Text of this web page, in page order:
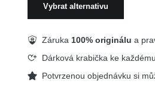
Vybrat alternativu
Záruka 100% originálu a
Dárková krabička ke
Potvrzenou objednávku si